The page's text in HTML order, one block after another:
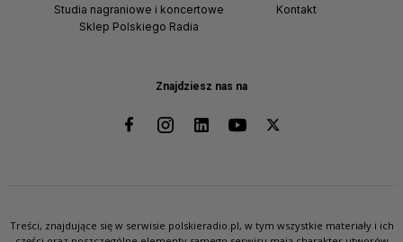
Znajdziesz nas na
Studia nagraniowe i koncertowe
Sklep Polskiego Radia
Kontakt
Treści, znajdujące się w serwisie polskieradio.pl, w tym wszystkie materiały i ich